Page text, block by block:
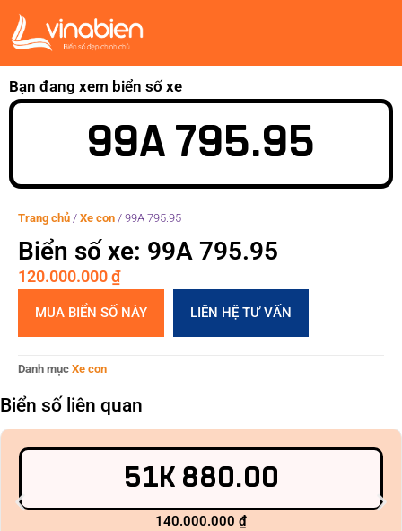
Bạn đang xem biển số xe
99A 795.95
Trang chủ / Xe con / 99A 795.95
Biển số xe: 99A 795.95
120.000.000₫
MUA BIỂN SỐ NÀY LIÊN HỆ TƯ VẤN
Danh mục Xe con
Biển số liên quan
51K 880.00
140.000.000 ₫